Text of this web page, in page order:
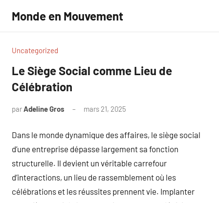
contenu
Monde en Mouvement
Uncategorized
Le Siège Social comme Lieu de
Célébration
parAdeline Gros mars 21, 2025
Dans le monde dynamique des affaires, le siège social
d’une entreprise dépasse largement sa fonction
structurelle. Il devient un véritable carrefour
d’interactions, un lieu de rassemblement où les
célébrations et les réussites prennent vie. Implanter